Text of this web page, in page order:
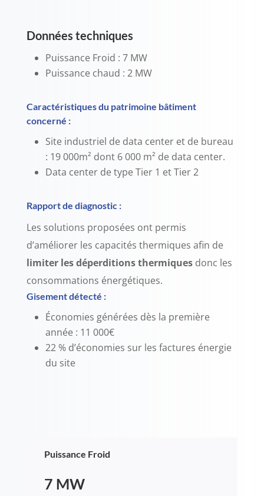
Données techniques
Puissance Froid : 7 MW
Puissance chaud : 2 MW
Caractéristiques du patrimoine bâtiment
concerné :
Site industriel de data center et de bureau
: 19 000m² dont 6 000 m² de data center.
Data center de type Tier 1 et Tier 2
Rapport de diagnostic :
Les solutions proposées ont permis
d’améliorer les capacités thermiques afin de
limiter les déperditions thermiquesdonc les
consommations énergétiques.
Gisement détecté :
Économies générées dès la première
année : 11 000€
22 % d’économies sur les factures énergie
du site
Puissance Froid
7 MW